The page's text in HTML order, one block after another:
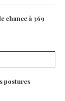
chance à 369
postures